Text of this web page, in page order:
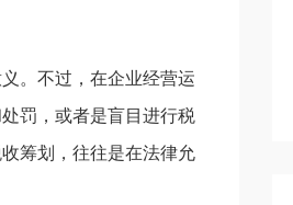
。不过，在企业经营运
罚，或者是盲目进行税
筹划，往往是在法律允